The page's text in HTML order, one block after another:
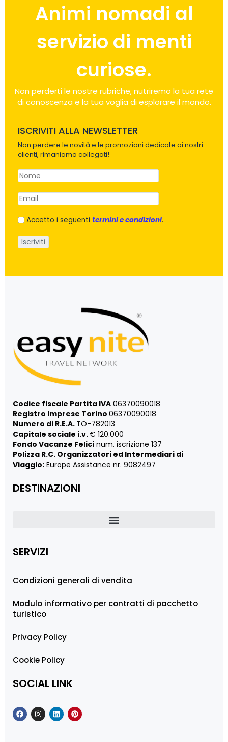
Animi nomadi al
servizio di menti
curiose.
Non perderti le nostre rubriche, nutriremo la tua rete
di conoscenza e la tua voglia di esplorare il mondo.
ISCRIVITI ALLA NEWSLETTER
Non perdere le novità e le promozioni dedicate ai nostri
clienti, rimaniamo collegati!
Accetto i seguenti termini e condizioni.
Codice fiscale Partita IVA 06370090018
Registro Imprese Torino 06370090018
Numero di R.E.A. TO-782013
Capitale sociale i.v.€ 120.000
Fondo Vacanze Felici num. iscrizione 137
Polizza R.C. Organizzatori ed Intermediari di
Viaggio: Europe Assistance nr. 9082497
DESTINAZIONI
SERVIZI
Condizioni generali di vendita
Modulo informativo per contratti di pacchetto
turistico
Privacy Policy
Cookie Policy
SOCIAL LINK